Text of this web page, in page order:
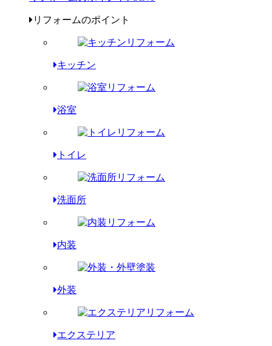
リフォームのポイント
キッチン
浴室
トイレ
洗面所
内装
外装
エクステリア